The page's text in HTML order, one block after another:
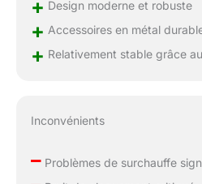
+ Design moderne et robuste
+ Accessoires en métal
+ Relativement stable grâce
Inconvénients
–Problèmes de surchauffe